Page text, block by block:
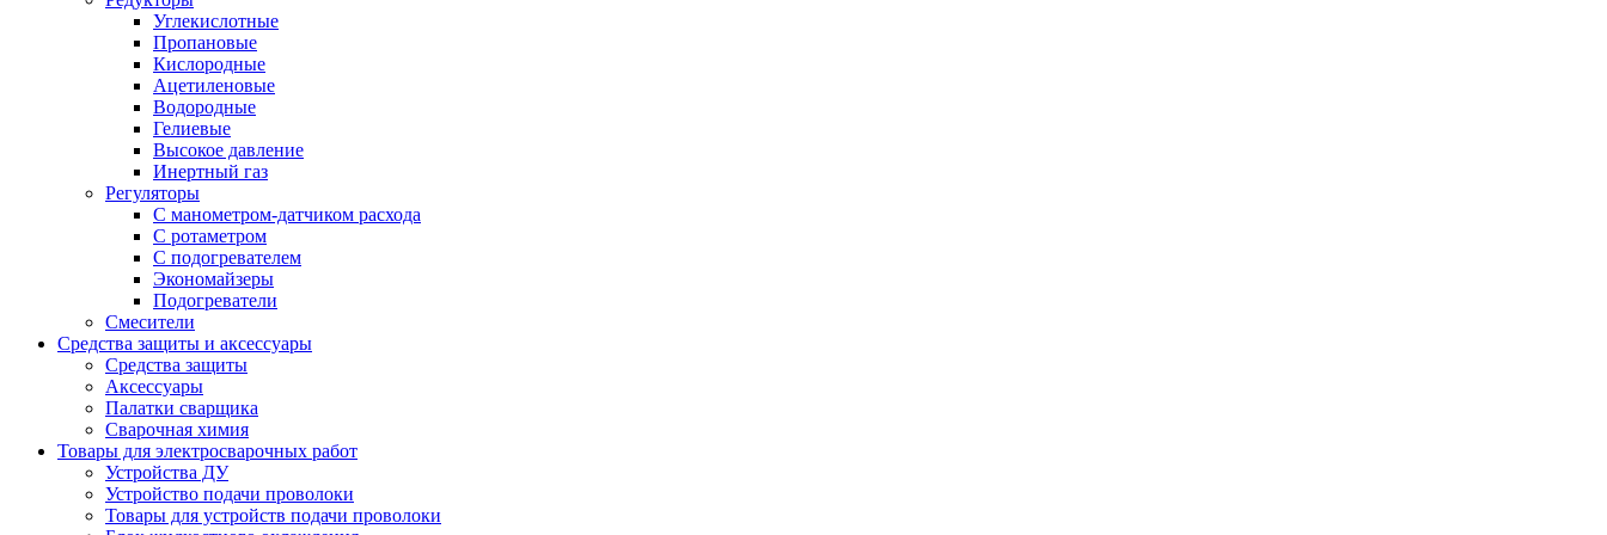
Углекислотные
Пропановые
Кислородные
Ацетиленовые
Водородные
Гелиевые
Высокое давление
Инертный газ
Регуляторы
С манометром-датчиком расхода
С ротаметром
С подогревателем
Экономайзеры
Подогреватели
Смесители
Средства защиты и аксессуары
Средства защиты
Аксессуары
Палатки сварщика
Сварочная химия
Товары для электросварочных работ
Устройства ДУ
Устройство подачи проволоки
Товары для устройств подачи проволоки